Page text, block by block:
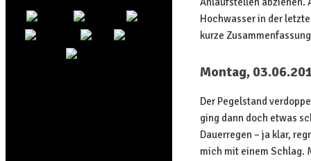
Hochwasser in der
kurze
Montag,
Der Pegelstand
ging dann doch etwas
Dauerregen – ja klar,
mich mit einem Schlag.